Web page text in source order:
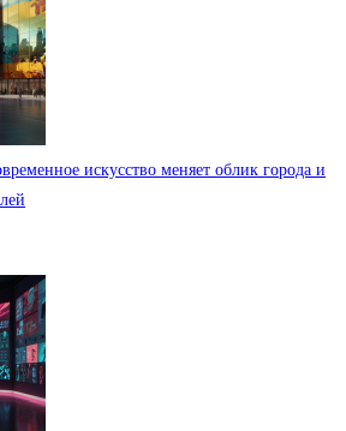
искусство меняет облик города и